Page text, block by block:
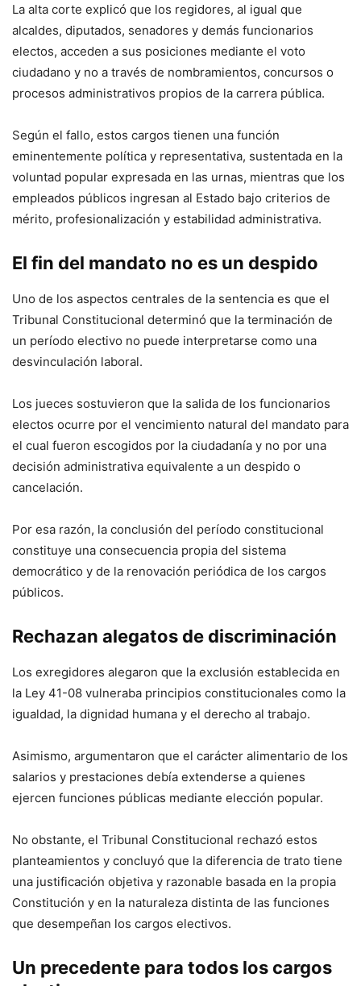
La alta corte explicó que los regidores, al igual que
alcaldes, diputados, senadores y demás funcionarios
electos, acceden a sus posiciones mediante el voto
ciudadano y no a través de nombramientos, concursos o
procesos administrativos propios de la carrera pública.
Según el fallo, estos cargos tienen una función
eminentemente política y representativa, sustentada en la
voluntad popular expresada en las urnas, mientras que los
empleados públicos ingresan al Estado bajo criterios de
mérito, profesionalización y estabilidad administrativa.
El fin del mandato no es un despido
Uno de los aspectos centrales de la sentencia es que el
Tribunal Constitucional determinó que la terminación de
un período electivo no puede interpretarse como una
desvinculación laboral.
Los jueces sostuvieron que la salida de los funcionarios
electos ocurre por el vencimiento natural del mandato para
el cual fueron escogidos por la ciudadanía y no por una
decisión administrativa equivalente a un despido o
cancelación.
Por esa razón, la conclusión del período constitucional
constituye una consecuencia propia del sistema
democrático y de la renovación periódica de los cargos
públicos.
Rechazan alegatos de discriminación
Los exregidores alegaron que la exclusión establecida en
la Ley 41-08 vulneraba principios constitucionales como la
igualdad, la dignidad humana y el derecho al trabajo.
Asimismo, argumentaron que el carácter alimentario de los
salarios y prestaciones debía extenderse a quienes
ejercen funciones públicas mediante elección popular.
No obstante, el Tribunal Constitucional rechazó estos
planteamientos y concluyó que la diferencia de trato tiene
una justificación objetiva y razonable basada en la propia
Constitución y en la naturaleza distinta de las funciones
que desempeñan los cargos electivos.
Un precedente para todos los cargos